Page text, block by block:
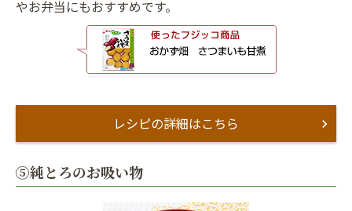
やお弁当にもおすすめです。
レシピの詳細はこちら
⑤純とろのお吸い物